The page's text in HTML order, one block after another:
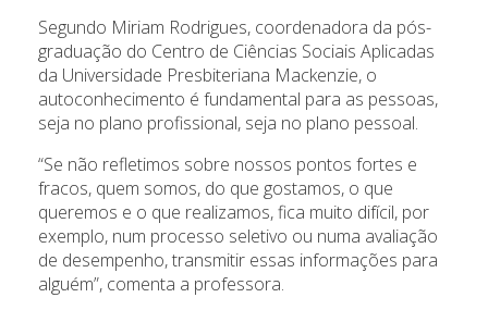
Segundo Miriam Rodrigues, coordenadora da pós-
graduação do Centro de Ciências Sociais Aplicadas
da Universidade Presbiteriana Mackenzie, o
autoconhecimento é fundamental para as pessoas,
seja no plano profissional, seja no plano pessoal.
“Se não refletimos sobre nossos pontos fortes e
fracos, quem somos, do que gostamos, o que
queremos e o que realizamos, fica muito difícil, por
exemplo, num processo seletivo ou numa avaliação
de desempenho, transmitir essas informações para
alguém”, comenta a professora.